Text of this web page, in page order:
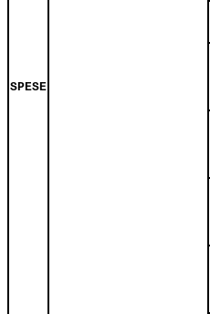
SPESE